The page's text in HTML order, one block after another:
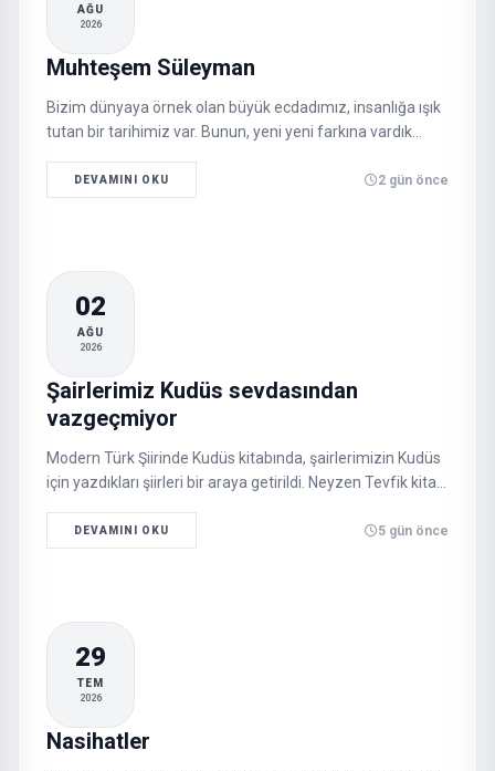
AĞU
2026
Muhteşem Süleyman
Bizim dünyaya örnek olan büyük ecdadımız, insanlığa ışık
tutan bir tarihimiz var. Bunun, yeni yeni farkına vardık…
DEVAMINI OKU 2 gün önce
02
AĞU
2026
Şairlerimiz Kudüs sevdasından
vazgeçmiyor
Modern Türk Şiirinde Kudüs kitabında, şairlerimizin Kudüs
için yazdıkları şiirleri bir araya getirildi. Neyzen Tevfik kitabı
DEVAMINI OKU 5 gün önce
29
TEM
2026
Nasihatler